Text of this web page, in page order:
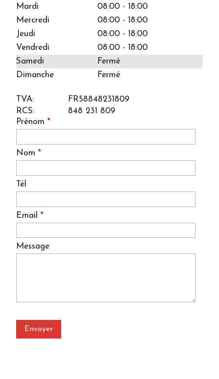
Mardi
08:00 - 18:00
Mercredi
08:00 - 18:00
Jeudi
08:00 - 18:00
Vendredi
08:00 - 18:00
Samedi
Fermé
Dimanche
Fermé
TVA:
FR58848231809
RCS:
848 231 809
Prénom *
Nom *
Tél
Email *
Message